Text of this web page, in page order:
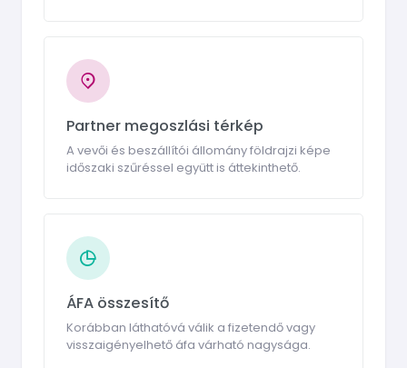
Partner megoszlási térkép
A vevői és beszállítói állomány földrajzi képe
időszaki szűréssel együtt is áttekinthető.
ÁFA összesítő
Korábban láthatóvá válik a fizetendő vagy
visszaigényelhető áfa várható nagysága.